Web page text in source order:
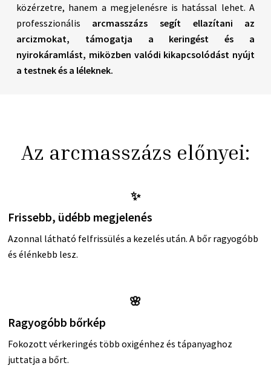
közérzetre, hanem a megjelenésre is hatással lehet. A
professzionális arcmasszázs
segít ellazítani az
arcizmokat, támogatja a keringést és a
nyirokáramlást, miközben valódi kikapcsolódást nyújt
a testnek és a léleknek.
Az arcmasszázs előnyei:
✨
Frissebb, üdébb megjelenés
Azonnal látható felfrissülés a kezelés után. A bőr ragyogóbb
és élénkebb lesz.
🌸
Ragyogóbb bőrkép
Fokozott vérkeringés több oxigénhez és tápanyaghoz
juttatja a bőrt.